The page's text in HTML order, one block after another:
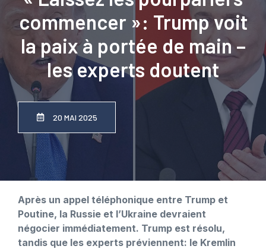
commencer »: Trump voit
la paix à portée de main –
les experts doutent
20 MAI 2025
Après un appel téléphonique entre Trump et
Poutine, la Russie et l’Ukraine devraient
négocier immédiatement. Trump est résolu,
tandis que les experts préviennent: le Kremlin